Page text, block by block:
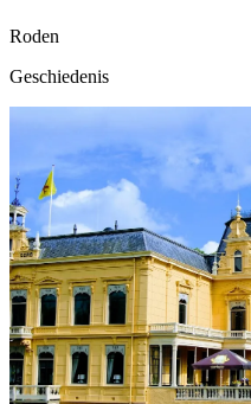
Roden
Geschiedenis